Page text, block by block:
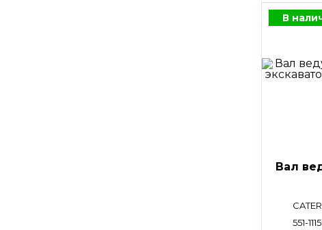
В
Вал
551-1115